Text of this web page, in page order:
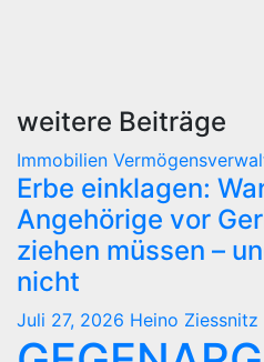
weitere Beiträge
Immobilien
Erbe einklagen:
Angehörige vor
ziehen müssen –
nicht
Juli 27, 2026 Heino Ziessnitz